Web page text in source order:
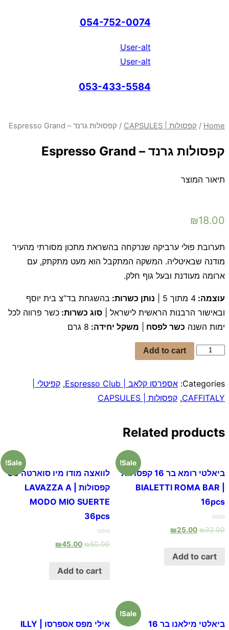
054-752-0074
User-alt
User-alt
053-433-5584
Home
/ קפסולות | CAPSULES / קפסולות גרנד – Espresso Grand
קפסולות גרנד – Espresso Grand
תיאור המוצר
₪18.00
תערובת פולי ערביקה שנרקחה בהשראת מתכון מסורתי מהעיר
מודנה שבאיטליה. המשקה המתקבל הוא מעט מתקתק, עם
ארומה מעודנת ובעל גוף חלק.
עוצמה: 4 מתוך 5 | נותן כשרות: בהשגחת בד”צ בית יוסף
ובאישור הרבנות הראשית לישראל | סוג כשרות: כשר פרווה לכל
ימות השנה כשר לפסח משקל יחידה: 8 גרם
קפסולות
Espresso
Add to cart
Categories: אספרסו קלאב | Espresso Club , קפיטלי |
CAFFITALY
, קפסולות | CAPSULES
Related products
Sale!
ביאלטי רומא בר 16 קפסולות
| BIALETTI ROMA BAR
16pcs
Rated
0
₪32.00
₪25.00
Add to cart
Sale!
לוואצה מודו מיו סוארטה 36
קפסולות | LAVAZZA A
MODO MIO SUERTE
36pcs
Rated
0
₪50.00
₪45.00
Add to cart
Sale!
ביאלטי מילאנו בר 16
אילי מפס אספרסו | ILLY